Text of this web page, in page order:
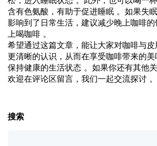
含有色氨酸，有助于促进睡眠 。如果失
影响到了日常生活，建议减少晚上咖啡
上喝咖啡 。
希望通过这篇文章，能让大家对咖啡与
更清晰的认识，从而在享受咖啡带来的
保持健康的生活状态 。如果你还有其他
欢迎在评论区留言，我们一起交流探讨 。
搜索